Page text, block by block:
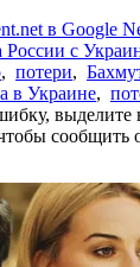
в Google
России с
, потери,
в Украине,
выделите
сообщить